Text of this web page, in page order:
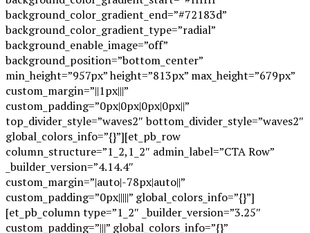
background_color_gradient_end=”#72183d”
background_color_gradient_type=”radial”
background_enable_image=”off”
background_position=”bottom_center”
min_height=”957px” height=”813px” max_height=”679px”
custom_margin=”||1px|||”
custom_padding=”0px|0px|0px|0px||”
top_divider_style=”waves2″ bottom_divider_style=”waves2″
global_colors_info=”{}”][et_pb_row
column_structure=”1_2,1_2″ admin_label=”CTA Row”
_builder_version=”4.14.4″
custom_margin=”|auto|-78px|auto||”
custom_padding=”0px|||||” global_colors_info=”{}”]
[et_pb_column type=”1_2″ _builder_version=”3.25″
custom_padding=”|||” global_colors_info=”{}”